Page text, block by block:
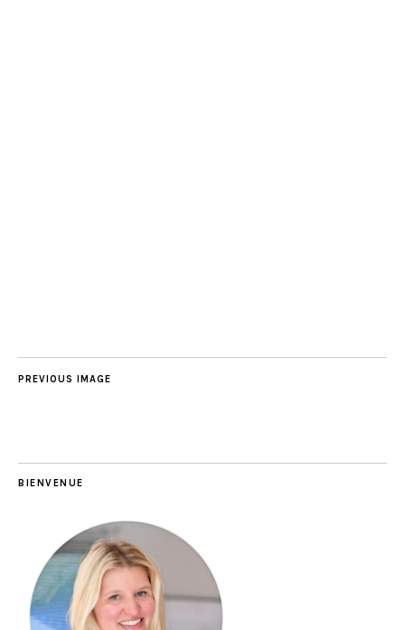
PREVIOUS IMAGE
BIENVENUE